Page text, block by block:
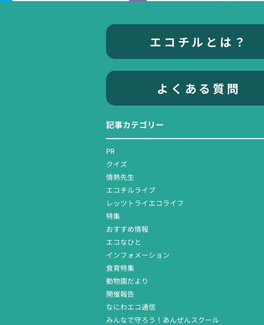
エコチルとは？
よくある質問
記事カテゴリー
PR
クイズ
情熱先生
エコチルライブ
レッツトライエコライフ
特集
おすすめ情報
エコなひと
インフォメーション
食育特集
動物園だより
開催報告
なにわエコ通信
みんなで守ろう！あんぜんスクール